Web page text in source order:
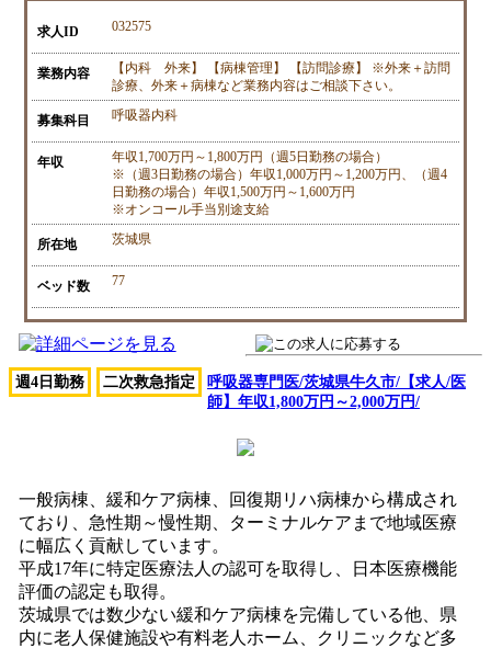
求人ID 032575
業務内容
【内科 外来】 【病棟管理】 【訪問診療】 ※外来＋訪問
診療、外来＋病棟など業務内容はご相談下さい。
募集科目 呼吸器内科
年収
年収1,700万円～1,800万円（週5日勤務の場合）
※（週3日勤務の場合）年収1,000万円～1,200万円、（週4
日勤務の場合）年収1,500万円～1,600万円
※オンコール手当別途支給
所在地 茨城県
ベッド数 77
週4日勤務 二次救急指定
呼吸器専門医/茨城県牛久市/【求人/医
師】年収1,800万円～2,000万円/
一般病棟、緩和ケア病棟、回復期リハ病棟から構成され
ており、急性期～慢性期、ターミナルケアまで地域医療
に幅広く貢献しています。
平成17年に特定医療法人の認可を取得し、日本医療機能
評価の認定も取得。
茨城県では数少ない緩和ケア病棟を完備している他、県
内に老人保健施設や有料老人ホーム、クリニックなど多